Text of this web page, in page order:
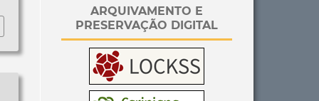
ARQUIVAMENTO E
PRESERVAÇÃO DIGITAL